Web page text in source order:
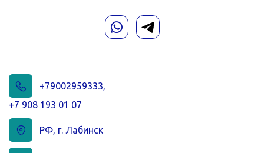
РФ г. Лабинск
+79002959333
+7 908 193 01 07